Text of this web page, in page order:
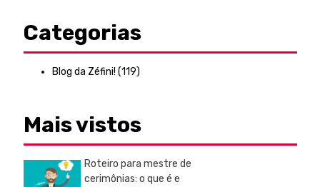
Categorias
Blog da Zéfini! (119)
Mais vistos
Roteiro para mestre de
cerimônias: o que é e